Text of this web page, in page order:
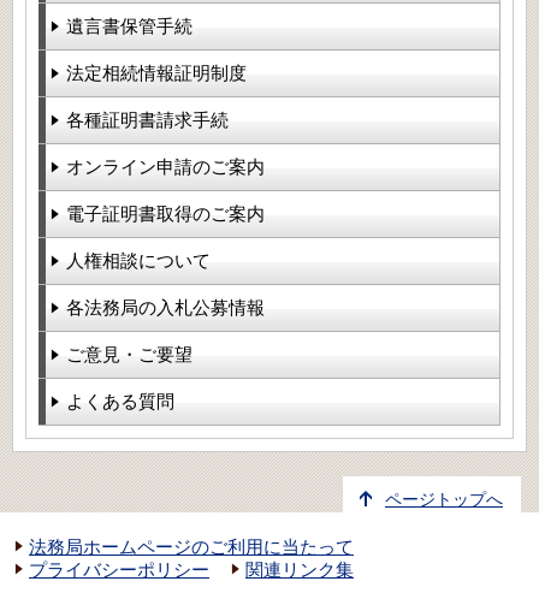
遺言書保管手続
法定相続情報証明制度
各種証明書請求手続
オンライン申請のご案内
電子証明書取得のご案内
人権相談について
各法務局の入札公募情報
ご意見・ご要望
よくある質問
ページトップへ
法務局ホームページのご利用に当たって
プライバシーポリシー
関連リンク集